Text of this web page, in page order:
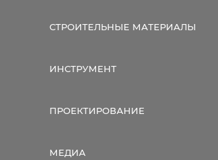
СТРОИТЕЛЬНЫЕ МАТЕРИАЛЫ
ИНСТРУМЕНТ
ПРОЕКТИРОВАНИЕ
МЕДИА